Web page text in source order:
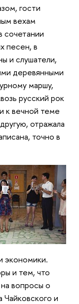
гости
вехам
сочетании
песен, в
и слушатели,
деревянными
маршу,
русский рок
к вечной теме
отражала
точно в
экономики.
и тем, что
вопросы о
Чайковского и